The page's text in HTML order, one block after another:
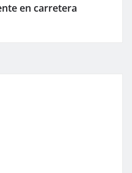
en carretera